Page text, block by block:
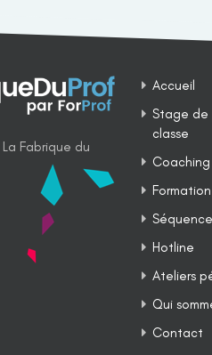
La Fabrique du
Accueil
Stage de
classe
Hotline
Ateliers
Qui
Contact